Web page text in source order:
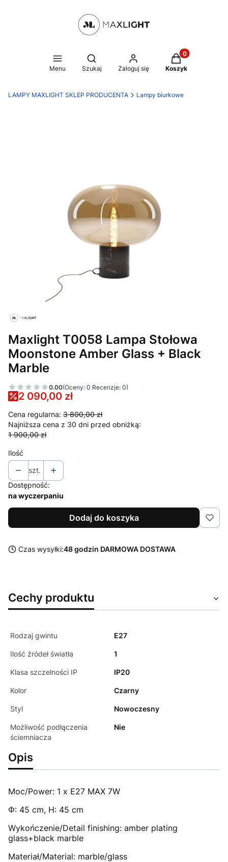
Menu
Otwórz wyszukiwarkę
Szukaj Zaloguj się
Produkty w
Koszyk
LAMPY MAXLIGHT SKLEP PRODUCENTA Lampy biurkowe
Maxlight T0058 Lampa Stołowa
Moonstone Amber Glass + Black
Marble
0.00(Oceny: 0 Recenzje: 0)
2 090,00 zł
Cena regularna: 3 800,00 zł
Najniższa cena z 30 dni przed obniżką:
1 900,00 zł
Ilość
szt.
Dostępność:
na wyczerpaniu
Dodaj do koszyka
Czas wysyłki:48 godzin DARMOWA DOSTAWA
Cechy produktu
Rodzaj gwintu E27
Ilość źródeł światła 1
Klasa szczelności IP IP20
Kolor Czarny
Styl Nowoczesny
Możliwość podłączenia
ściemniacza
Nie
Opis
Moc/Power: 1 x E27 MAX 7W
Φ: 45 cm, H: 45 cm
Wykończenie/Detail finishing: amber plating
glass+black marble
Materiał/Material: marble/glass